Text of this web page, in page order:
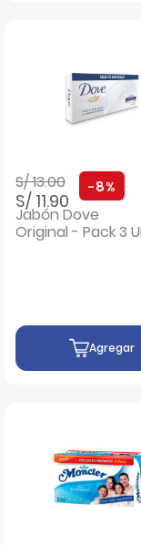
Precio rebajado de
S/ 13.00a
S/ 11.90
-8%
Jabón Dove
Original - Pack 3
Agregar